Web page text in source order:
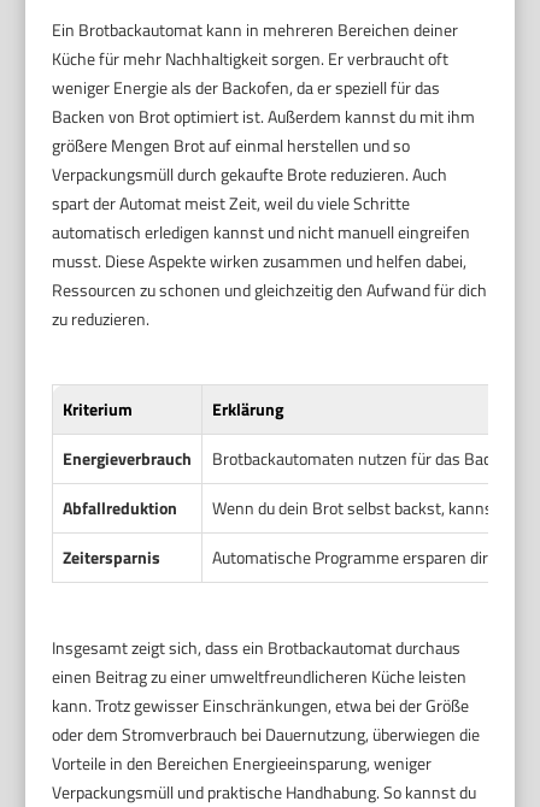
Ein Brotbackautomat kann in mehreren Bereichen deiner
Küche für mehr Nachhaltigkeit sorgen. Er verbraucht oft
weniger Energie als der Backofen, da er speziell für das
Backen von Brot optimiert ist. Außerdem kannst du mit ihm
größere Mengen Brot auf einmal herstellen und so
Verpackungsmüll durch gekaufte Brote reduzieren. Auch
spart der Automat meist Zeit, weil du viele Schritte
automatisch erledigen kannst und nicht manuell eingreifen
musst. Diese Aspekte wirken zusammen und helfen dabei,
Ressourcen zu schonen und gleichzeitig den Aufwand für dich
zu reduzieren.
Kriterium
Erklärung
Energieverbrauch
Brotbackautomaten nutzen für das Backen
Abfallreduktion
Wenn du dein Brot selbst backst, kannst du
Zeitersparnis
Automatische Programme ersparen dir das
Insgesamt zeigt sich, dass ein Brotbackautomat durchaus
einen Beitrag zu einer umweltfreundlicheren Küche leisten
kann. Trotz gewisser Einschränkungen, etwa bei der Größe
oder dem Stromverbrauch bei Dauernutzung, überwiegen die
Vorteile in den Bereichen Energieeinsparung, weniger
Verpackungsmüll und praktische Handhabung. So kannst du